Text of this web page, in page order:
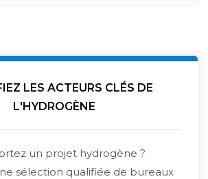
LES ACTEURS CLÉS DE
L'HYDROGÈNE
un projet hydrogène ?
sélection qualifiée de bureaux